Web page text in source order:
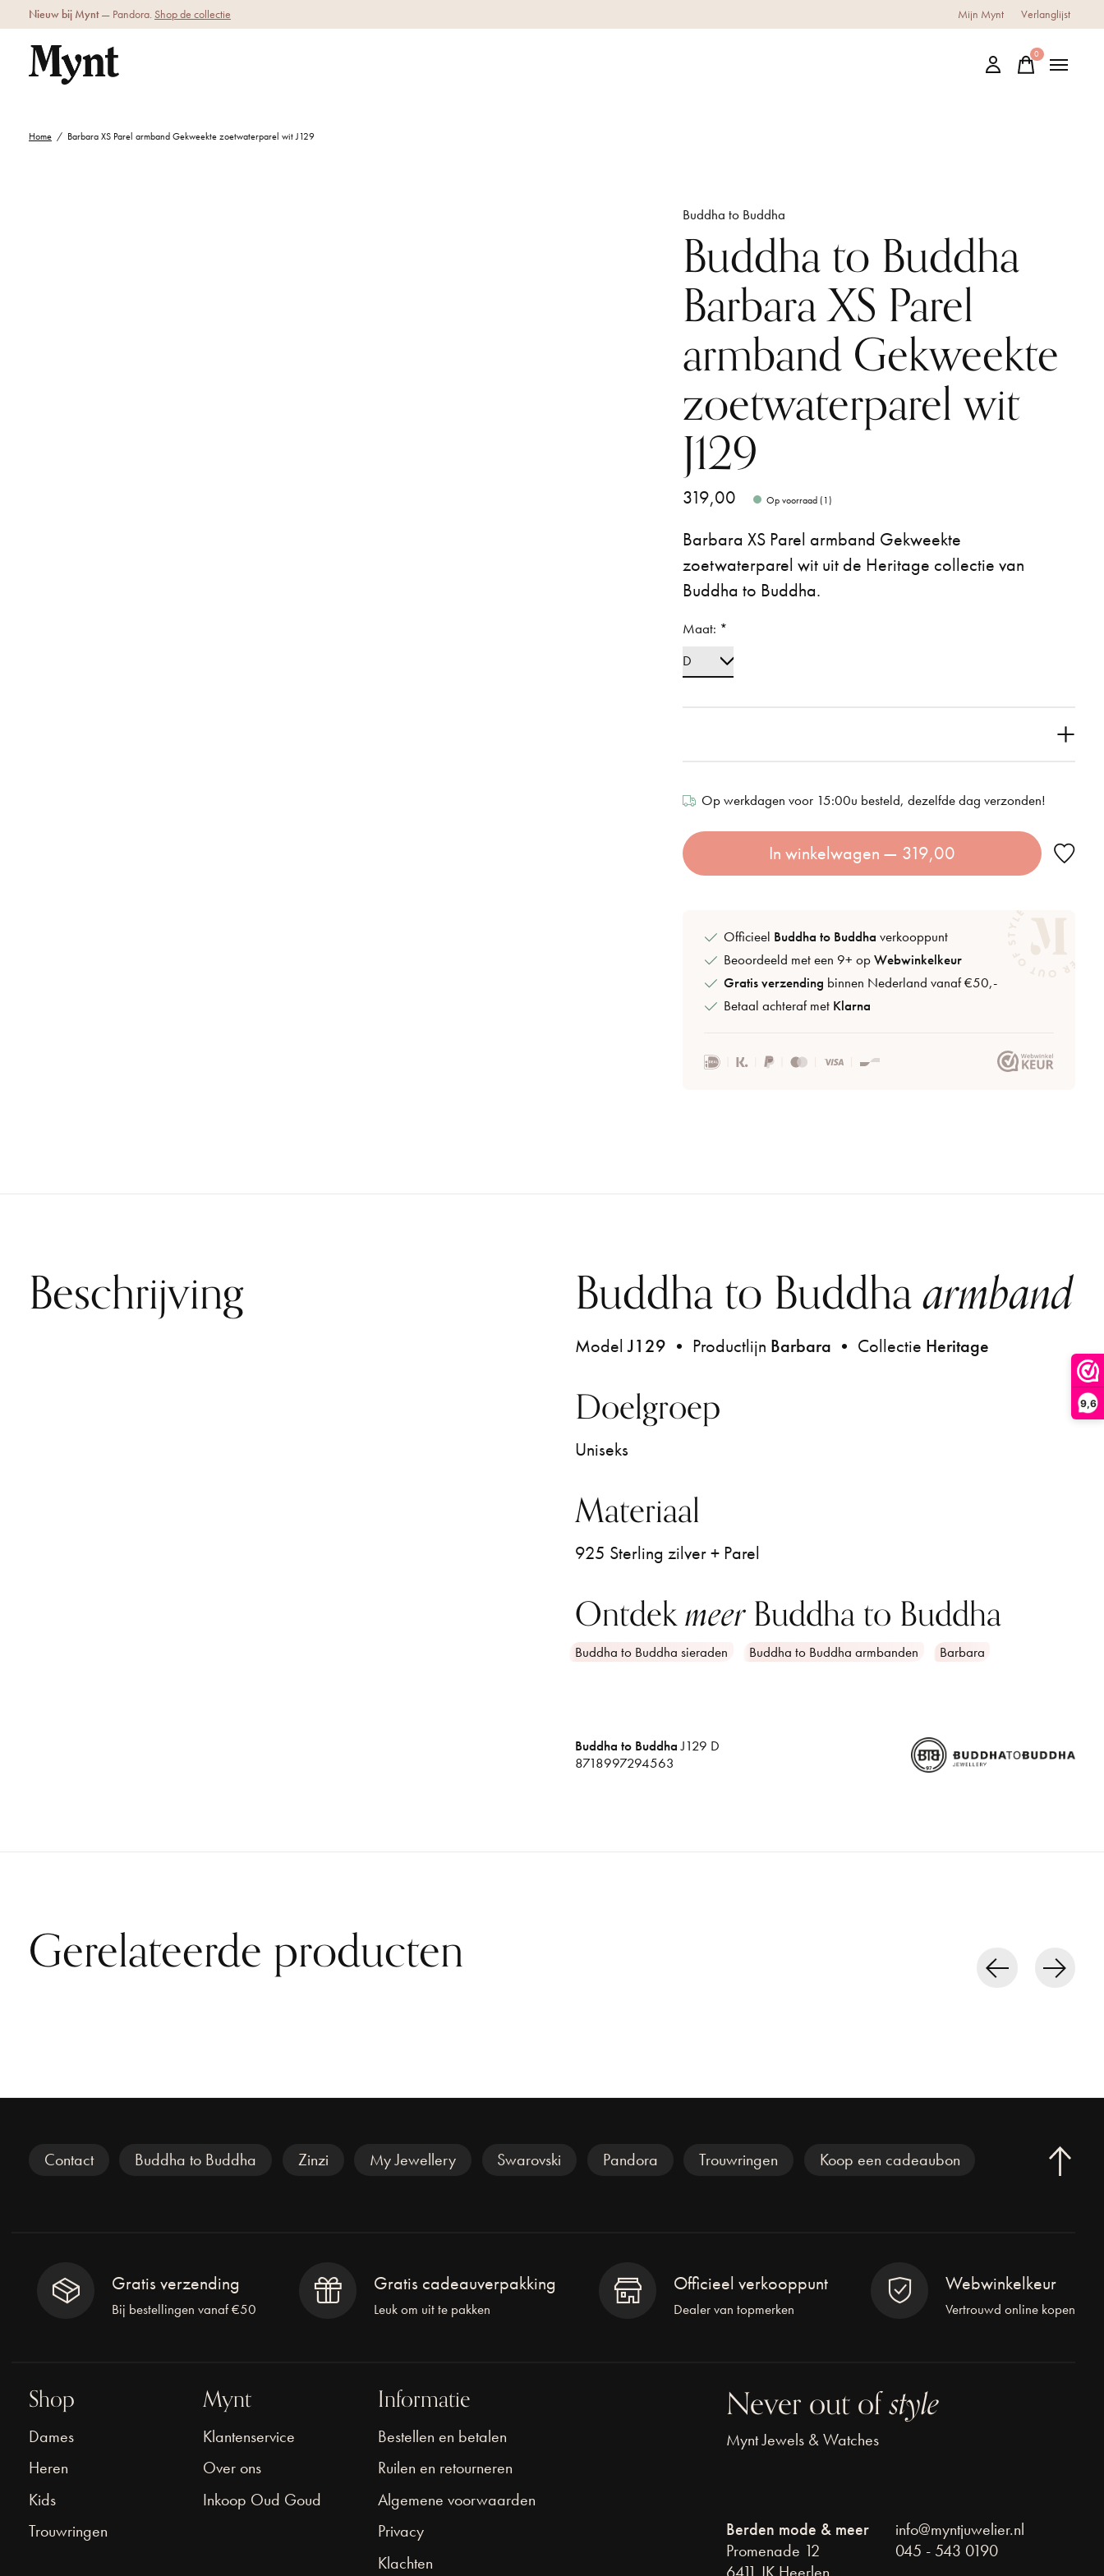
9,6
Nieuw bij Mynt— Pandora. Shop de collectie Mijn Mynt Verlanglijst
0items
Home / Barbara XS Parel armband Gekweekte zoetwaterparel wit J129
Buddha to Buddha
Buddha to Buddha
Barbara XS Parel
armband Gekweekte
zoetwaterparel wit
J129
319,00 Op voorraad (1)
Barbara XS Parel armband Gekweekte
zoetwaterparel wit uit de Heritage collectie van
Buddha to Buddha.
Maat: *
Op werkdagen voor 15:00u besteld, dezelfde dag verzonden!
In winkelwagen — 319,00
Officieel Buddha to Buddha verkooppunt
Beoordeeld met een 9+ opWebwinkelkeur
Gratis verzending binnen Nederland vanaf €50,-
Betaal achteraf met Klarna
Beschrijving Buddha to Buddhaarmband
ModelJ129 • Productlijn Barbara • Collectie Heritage
Doelgroep
Uniseks
Materiaal
925 Sterling zilver + Parel
OntdekmeerBuddha to Buddha
Buddha to Buddha sieraden Buddha to Buddha armbanden Barbara
Buddha to BuddhaJ129 D
8718997294563
Gerelateerde producten
Veel gezocht
Contact Buddha to Buddha Zinzi My Jewellery Swarovski Pandora Trouwringen Koop een cadeaubon
Gratis verzending
Bij bestellingen vanaf €50
Gratis cadeauverpakking
Leuk om uit te pakken
Officieel verkooppunt
Dealer van topmerken
Webwinkelkeur
Vertrouwd online kopen
Shop
Dames
Heren
Kids
Trouwringen
Mynt
Klantenservice
Over ons
Inkoop Oud Goud
Informatie
Bestellen en betalen
Ruilen en retourneren
Algemene voorwaarden
Privacy
Klachten
Never out ofstyle
Mynt Jewels & Watches
Berden mode & meer
Promenade 12
info@myntjuwelier.nl
045 - 543 0190